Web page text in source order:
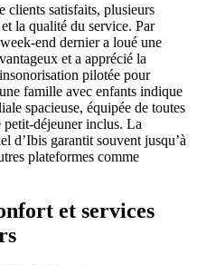
clients satisfaits, plusieurs
la qualité du service. Par
end dernier a loué une
et a apprécié la
pilotée pour
famille avec enfants indique
spacieuse, équipée de toutes
déjeuner inclus. La
d’Ibis garantit souvent jusqu’à
plateformes comme
et services